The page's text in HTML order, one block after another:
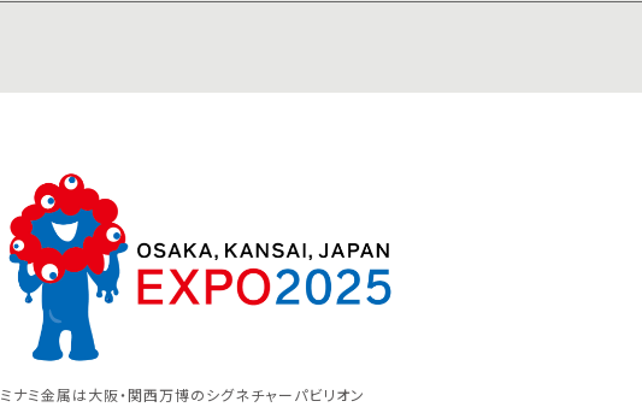
ミナミ金属は大阪・関西万博のシグネチャーパビリオン